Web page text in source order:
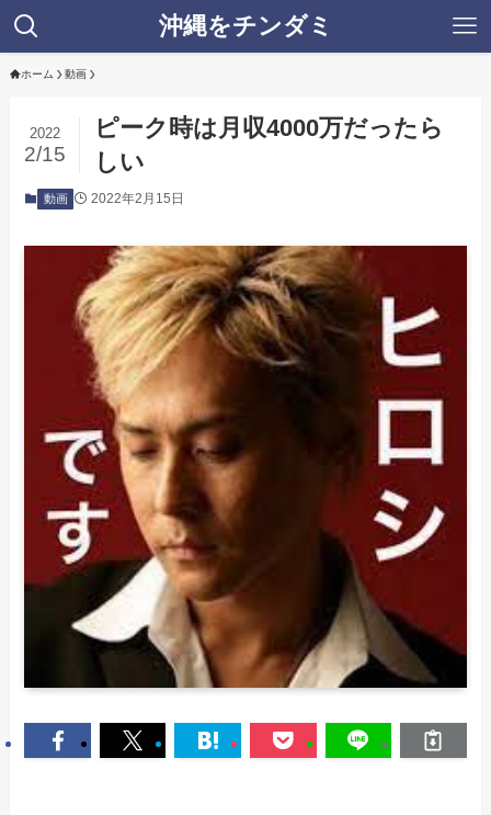
沖縄をチンダミ
ホーム 動画
ピーク時は月収4000万だったら
しい
2022
2/15
動画 2022年2月15日